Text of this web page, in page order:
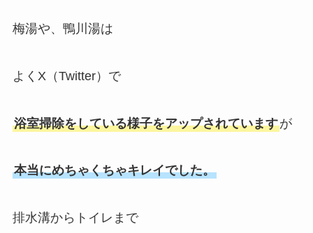
梅湯や、鴨川湯は
よくX（Twitter）で
浴室掃除をしている様子をアップされていますが
本当にめちゃくちゃキレイでした。
排水溝からトイレまで